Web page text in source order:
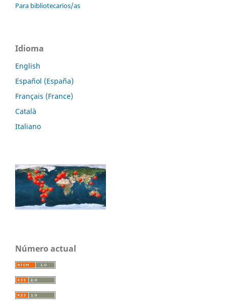
Para bibliotecarios/as
Idioma
English
Español (España)
Français (France)
Català
Italiano
Número actual